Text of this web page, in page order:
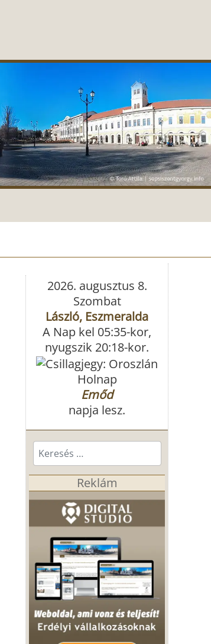
2026. augusztus 8.
Szombat
László, Eszmeralda
A Nap kel 05:35-kor,
nyugszik 20:18-kor.
Holnap
Emőd
napja lesz.
Keresés...
Reklám